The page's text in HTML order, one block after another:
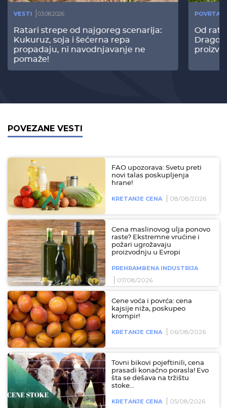
VESTI 03.08.2026
Ratari strepe od najgoreg scenarija:
Kukuruz, soja i šećerna repa
propadaju, ni navodnjavanje ne
pomaže!
Od
POVEZANE VESTI
FAO upozorava: Svetu preti
novi talas poskupljenja
hrane!
KRETANJE CENA 08/08/2026
Cena maslinovog ulja ponovo
raste? Ekstremne vrućine i
požari ugrožavaju
proizvodnju u Evropi
PREHRAMBENA INDUSTRIJA
07/08/2026
Cene voća i povrća: cena
kajsije niža, poskupeo
krompir!
KRETANJE CENA 06/08/2026
Tovni bikovi pojeftinili, cena
prasadi konačno porasla! Evo
šta se dešava na tržištu
stoke...
KRETANJE CENA 05/08/2026